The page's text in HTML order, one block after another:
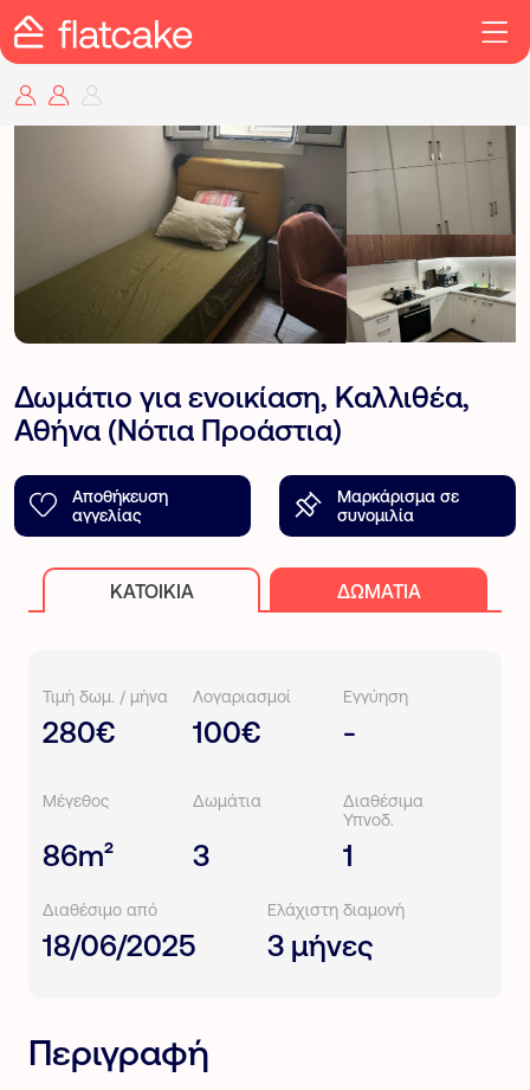
Δωμάτιο για ενοικίαση, Καλλιθέα,
Αθήνα (Νότια Προάστια)
Αποθήκευση
αγγελίας
Μαρκάρισμα σε
συνομιλία
ΚΑΤΟΙΚΊΑ ΔΩΜΆΤΙΑ
Περιγραφή
Τιμή δωμ. / μήνα
280€
Λογαριασμοί
100€
Εγγύηση
-
Μέγεθος
86m²
Δωμάτια
3
Διαθέσιμα
Υπνοδ.
1
Διαθέσιμο από
18/06/2025
Ελάχιστη διαμονή
3 μήνες